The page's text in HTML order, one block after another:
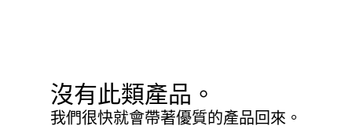
沒有此類產品。
我們很快就會帶著優質的產品回來。